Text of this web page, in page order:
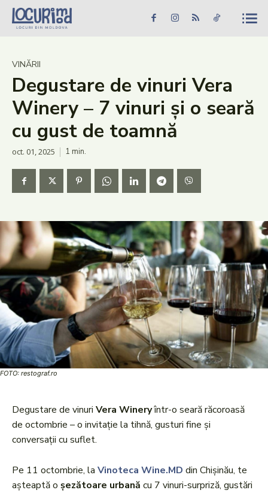
Caută în site... Căutare
Știri
Evenimente
Dezvoltare rurală
Turism
Vinării
Patrimoniu
Produs Acasă
VINĂRII
Degustare de vinuri Vera
Winery – 7 vinuri și o seară
cu gust de toamnă
oct. 01, 2025 1 min.
FOTO: restograf.ro
Degustare de vinuri Vera Wineryîntr-o seară răcoroasă
de octombrie – o invitație la tihnă, gusturi fine și
conversații cu suflet.
Pe 11 octombrie, la Vinoteca Wine.MD din Chișinău, te
așteaptă o șezătoare urbană cu 7 vinuri-surpriză, gustări